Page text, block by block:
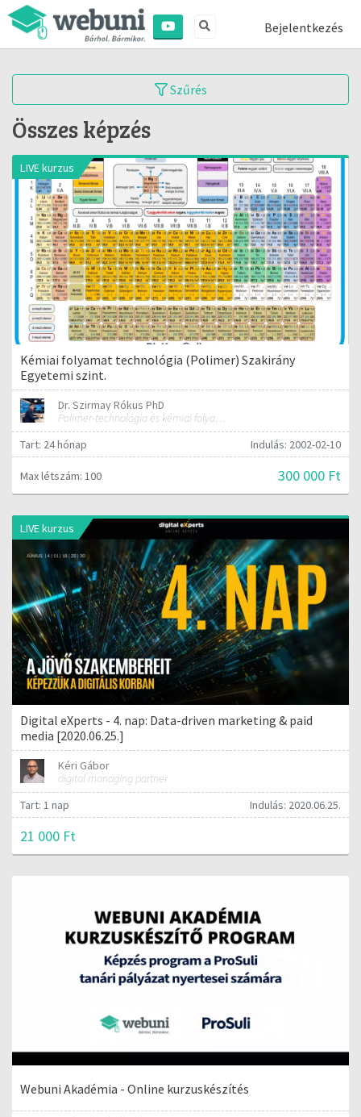
Bejelentkezés
Szűrés
Összes képzés
LIVE kurzus
Kémiai folyamat technológia (Polimer) Szakirány
Egyetemi szint.
Dr. Szirmay Rókus PhD
Polimer-technológia és kémiai folyamat-technológia
Tart: 24 hónap
Indulás: 2002-02-10
Max létszám: 100 300 000 Ft
LIVE kurzus
Digital eXperts - 4. nap: Data-driven marketing & paid
media [2020.06.25.]
Kéri Gábor
digital managing partner
Tart: 1 nap
Indulás: 2020.06.25.
21 000 Ft
Webuni Akadémia - Online kurzuskészítés